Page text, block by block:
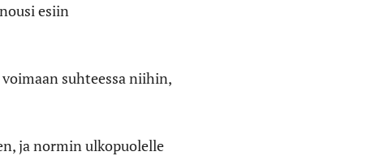
esiin
suhteessa niihin,
ja normin ulkopuolelle